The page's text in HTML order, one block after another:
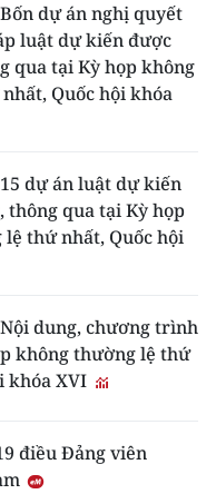
dự án nghị quyết
luật dự kiến được
qua tại Kỳ họp không
Quốc hội khóa
dự án luật dự kiến
thông qua tại Kỳ họp
thứ nhất, Quốc hội
dung, chương trình
không thường lệ thứ
khóa XVI
điều Đảng viên